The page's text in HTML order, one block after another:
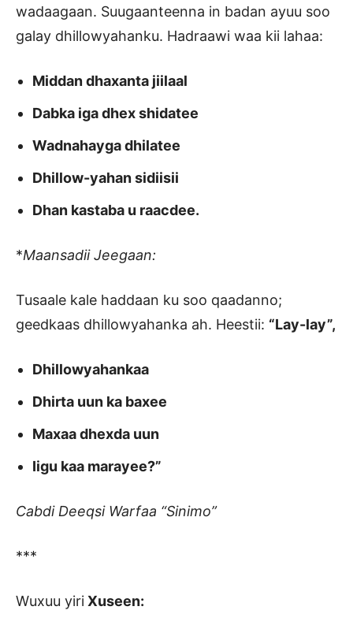
wadaagaan. Suugaanteenna in badan ayuu soo
galay dhillowyahanku. Hadraawi waa kii lahaa:
Middan dhaxanta jiilaal
Dabka iga dhex shidatee
Wadnahayga dhilatee
Dhillow-yahan sidiisii
Dhan kastaba u raacdee.
*Maansadii Jeegaan:
Tusaale kale haddaan ku soo qaadanno;
geedkaas dhillowyahanka ah. Heestii: “Lay-lay”,
Dhillowyahankaa
Dhirta uun ka baxee
Maxaa dhexda uun
Iigu kaa marayee?”
Cabdi Deeqsi Warfaa “Sinimo”
***
Wuxuu yiri Xuseen: